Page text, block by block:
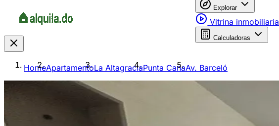
Explorar
Vitrina inmobiliaria
Calculadoras
HomeApartamentoLa AltagraciaPunta CanaAv. Barceló